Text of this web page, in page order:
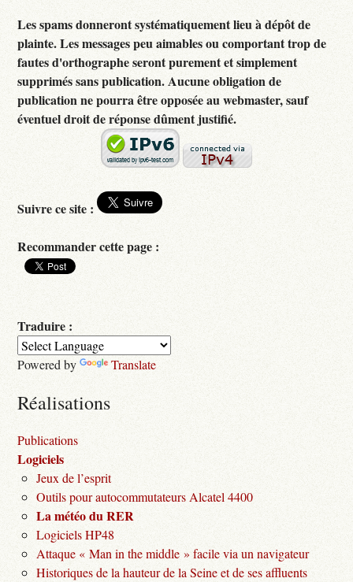
Les spams donneront systématiquement lieu à dépôt de
plainte. Les messages peu aimables ou comportant trop de
fautes d'orthographe seront purement et simplement
supprimés sans publication. Aucune obligation de
publication ne pourra être opposée au webmaster, sauf
éventuel droit de réponse dûment justifié.
Suivre ce site :
Recommander cette page :
Traduire :
Powered by Translate
Réalisations
Publications
Logiciels
Jeux de l’esprit
Outils pour autocommutateurs Alcatel 4400
La météo du RER
Logiciels HP48
Attaque « Man in the middle » facile via un navigateur
Historiques de la hauteur de la Seine et de ses affluents